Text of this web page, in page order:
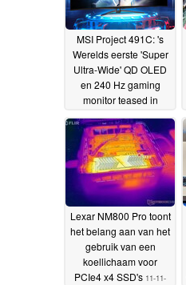
MSI Project 491C: 's
Werelds eerste 'Super
Ultra-Wide' QD OLED
en 240 Hz gaming
monitor teased in
aanloop naar
introductie op CES
202325-11-2022
Lexar NM800 Pro toont
het belang aan van het
gebruik van een
koellichaam voor
PCIe4 x4 SSD's 11-11-